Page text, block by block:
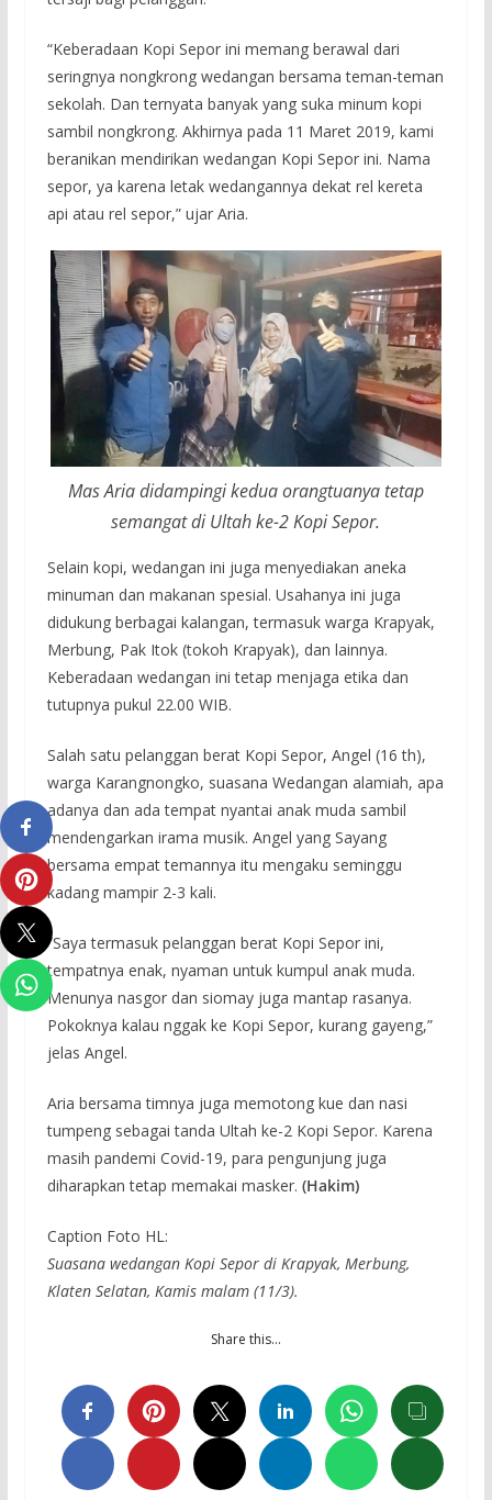
“Keberadaan Kopi Sepor ini memang berawal dari
seringnya nongkrong wedangan bersama teman-teman
sekolah. Dan ternyata banyak yang suka minum kopi
sambil nongkrong. Akhirnya pada 11 Maret 2019, kami
beranikan mendirikan wedangan Kopi Sepor ini. Nama
sepor, ya karena letak wedangannya dekat rel kereta
api atau rel sepor,” ujar Aria.
Mas Aria didampingi kedua orangtuanya tetap
semangat di Ultah ke-2 Kopi Sepor.
Selain kopi, wedangan ini juga menyediakan aneka
minuman dan makanan spesial. Usahanya ini juga
didukung berbagai kalangan, termasuk warga Krapyak,
Merbung, Pak Itok (tokoh Krapyak), dan lainnya.
Keberadaan wedangan ini tetap menjaga etika dan
tutupnya pukul 22.00 WIB.
Salah satu pelanggan berat Kopi Sepor, Angel (16 th),
warga Karangnongko, suasana Wedangan alamiah, apa
adanya dan ada tempat nyantai anak muda sambil
mendengarkan irama musik. Angel yang Sayang
bersama empat temannya itu mengaku seminggu
kadang mampir 2-3 kali.
“Saya termasuk pelanggan berat Kopi Sepor ini,
tempatnya enak, nyaman untuk kumpul anak muda.
Menunya nasgor dan siomay juga mantap rasanya.
Pokoknya kalau nggak ke Kopi Sepor, kurang gayeng,”
jelas Angel.
Aria bersama timnya juga memotong kue dan nasi
tumpeng sebagai tanda Ultah ke-2 Kopi Sepor. Karena
masih pandemi Covid-19, para pengunjung juga
diharapkan tetap memakai masker. (Hakim)
Caption Foto HL:
Suasana wedangan Kopi Sepor di Krapyak, Merbung,
Klaten Selatan, Kamis malam (11/3).
Share this…